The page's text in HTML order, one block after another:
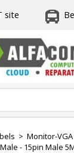
site
> Monitor-
- 15pin Male